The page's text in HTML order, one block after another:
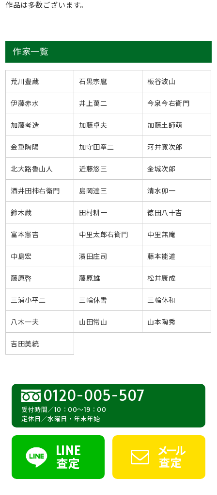
作品は多数ございます。
作家一覧
荒川豊蔵 石黒宗麿 板谷波山
伊藤赤水 井上萬二 今泉今右衛門
加藤考造 加藤卓夫 加藤土師萌
金重陶陽 加守田章二 河井寛次郎
北大路魯山人 近藤悠三 金城次郎
酒井田柿右衛門 島岡達三 清水卯一
鈴木蔵 田村耕一 徳田八十吉
富本憲吉 中里太郎右衛門 中里無庵
中島宏 濱田庄司 藤本能道
藤原啓 藤原雄 松井康成
三浦小平二 三輪休雪 三輪休和
八木一夫 山田常山 山本陶秀
吉田美統
0120-005-507
受付時間／10：00～19：00
定休日／水曜日・年末年始
LINE
査定
メール
査定